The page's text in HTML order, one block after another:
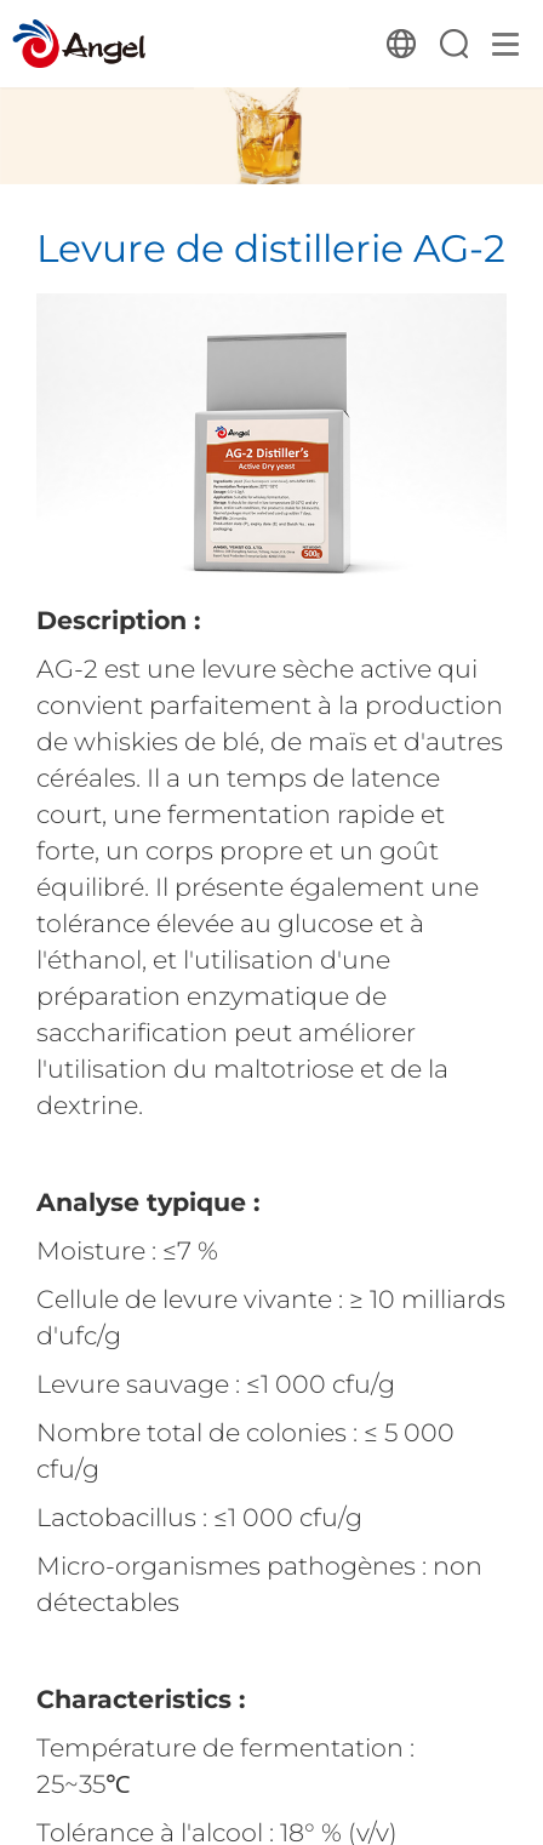
Levure de distillerie AG-2
Description :
AG-2 est une levure sèche active qui
convient parfaitement à la production
de whiskies de blé, de maïs et d'autres
céréales. Il a un temps de latence
court, une fermentation rapide et
forte, un corps propre et un goût
équilibré. Il présente également une
tolérance élevée au glucose et à
l'éthanol, et l'utilisation d'une
préparation enzymatique de
saccharification peut améliorer
l'utilisation du maltotriose et de la
dextrine.
Analyse typique :
Moisture : ≤7 %
Cellule de levure vivante : ≥ 10 milliards
d'ufc/g
Levure sauvage : ≤1 000 cfu/g
Nombre total de colonies : ≤ 5 000
cfu/g
Lactobacillus : ≤1 000 cfu/g
Micro-organismes pathogènes : non
détectables
Characteristics :
Température de fermentation :
25~35℃
Tolérance à l'alcool : 18° % (v/v)